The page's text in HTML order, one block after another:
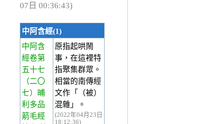
07日 00:36:43)
中阿含經(1)
中阿含
經卷第
五十七
（二〇
七）晡
利多品
箭毛經
原指起哄鬧
事，在這裡特
指聚集群眾。
相當的南傳經
文作「（被）
混雜」。
(2022年04月23日
18:12:36)